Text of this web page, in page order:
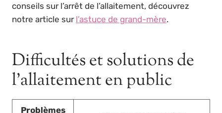
conseils sur l’arrêt de l’allaitement, découvrez
notre article sur l’astuce de grand-mère.
Difficultés et solutions de
l’allaitement en public
Problèmes